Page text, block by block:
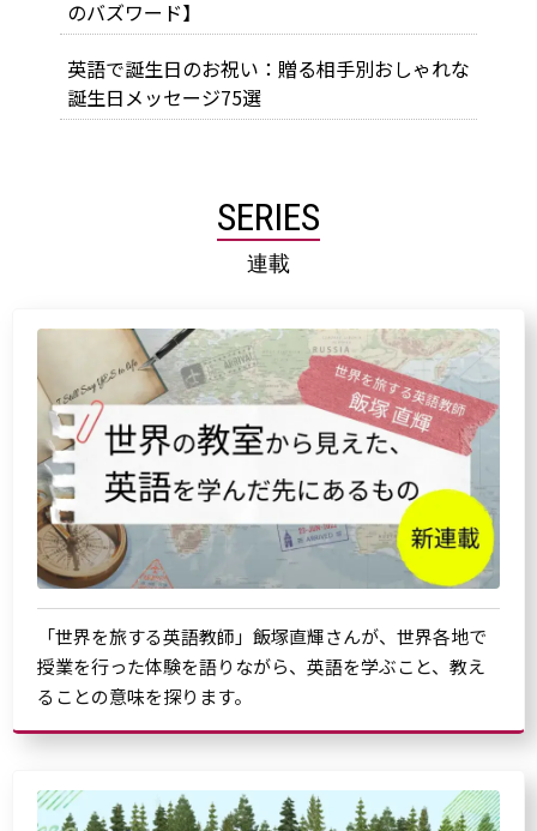
のバズワード】
英語で誕生日のお祝い：贈る相手別おしゃれな
誕生日メッセージ75選
SERIES
連載
「世界を旅する英語教師」飯塚直輝さんが、世界各地で
授業を行った体験を語りながら、英語を学ぶこと、教え
ることの意味を探ります。